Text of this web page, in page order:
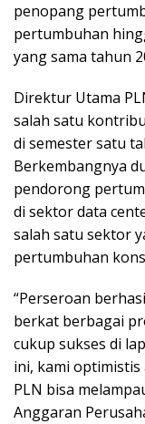
penopang
pertumbuhan
yang sama tahun
Direktur Utama
salah satu
di semester satu
Berkembangnya
pendorong
di sektor data
salah satu sektor
pertumbuhan
“Perseroan
berkat berbagai
cukup sukses di
ini, kami
PLN bisa
Anggaran